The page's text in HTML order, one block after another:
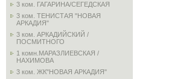
3 ком. ГАГАРИНА/СЕГЕДСКАЯ
3 ком. ТЕНИСТАЯ "НОВАЯ
АРКАДИЯ"
3 ком. АРКАДИЙСКИЙ /
ПОСМИТНОГО
1 комн.МАРАЗЛИЕВСКАЯ /
НАХИМОВА
3 ком. ЖК"НОВАЯ АРКАДИЯ"